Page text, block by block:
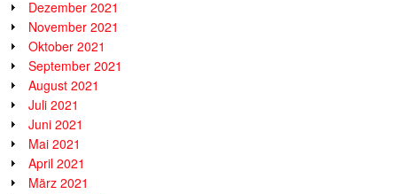
Dezember 2021
November 2021
Oktober 2021
September 2021
August 2021
Juli 2021
Juni 2021
Mai 2021
April 2021
März 2021